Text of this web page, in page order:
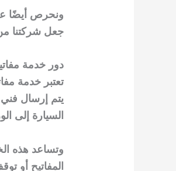
ونحرص أيضًا
جعل شركتنا
دور خدمة
تعتبر خدمة
يتم إرسال
السيارة إلى
وتساعد هذه
المفاتيح أو